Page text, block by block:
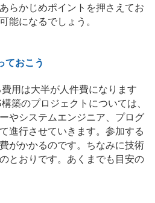
らかじめポイントを押さえてお
能になるでしょう。
ておこう
用は大半が人件費になります
築のプロジェクトについては、
やシステムエンジニア、プログ
進行させていきます。参加する
がかかるのです。ちなみに技術
とおりです。あくまでも目安の